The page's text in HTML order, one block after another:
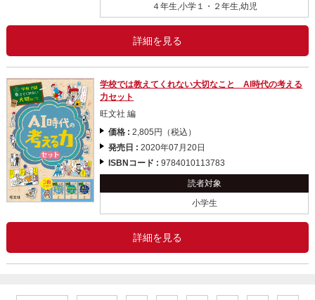
４年生,小学１・２年生,幼児
詳細を見る
学校では教えてくれない大切なこと AI時代の考える
力セット
旺文社 編
価格 :2,805円（税込）
発売日 :2020年07月20日
ISBNコード :9784010113783
読者対象
小学生
詳細を見る